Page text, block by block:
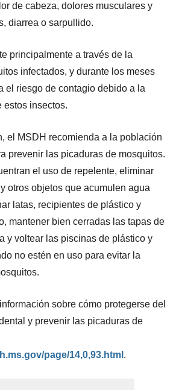
de cabeza, dolores musculares y
diarrea o sarpullido.
principalmente a través de la
infectados, y durante los meses
el riesgo de contagio debido a la
estos insectos.
el MSDH recomienda a la población
prevenir las picaduras de mosquitos.
el uso de repelente, eliminar
otros objetos que acumulen agua
latas, recipientes de plástico y
mantener bien cerradas las tapas de
y voltear las piscinas de plástico y
no estén en uso para evitar la
sobre cómo protegerse del
y prevenir las picaduras de
page/14,0,93.html .